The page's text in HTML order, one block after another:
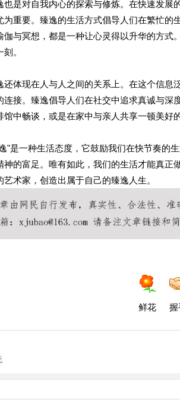
也是对自我内心的探索与修炼。在快速发
为重要。臻逸的生活方式倡导人们在繁忙的
伽与冥想，都是一种让心灵得以升华的方式
。
还体现在人与人之间的关系上。在这个信
连接。臻逸倡导人们在社交中追求真诚与深
馆中畅谈，或是在家中与亲人共享一顿美好
"是一种生活态度，它鼓励我们在快节奏的
神的富足。唯有如此，我们的生活才能真正
艺术家，创造出属于自己的臻逸人生。
鲜花 握